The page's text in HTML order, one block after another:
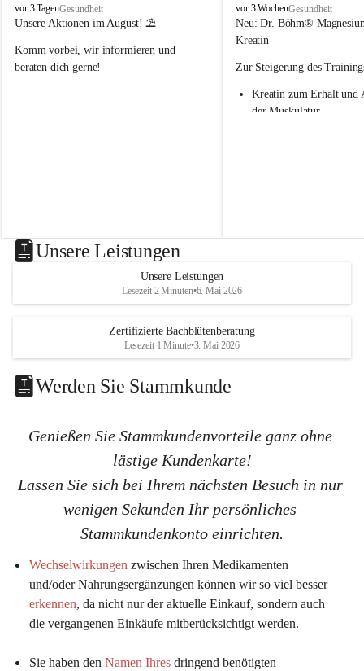
M
a
i
e
n
a
G
vor 3 TagenGesundheit
Unsere Aktionen im August! ⛱️
Komm vorbei, wir informieren und
beraten dich gerne!
M
a
r
e
n
K
G
vor 3 WochenGesundheit
Neu: Dr. Böhm®
Kreatin
Zur Steigerung des
Kreatin zum Erhalt und
der Muskulatur
31.7.2026
Unsere Leistungen
Unsere Leistungen
Lesezeit 2 Minuten•6. Mai 2026
Zertifizierte Bachblütenberatung
Lesezeit 1 Minute•3. Mai 2026
Werden Sie Stammkunde
Genießen Sie Stammkundenvorteile ganz ohne
lästige Kundenkarte!
Lassen Sie sich bei Ihrem nächsten Besuch in nur
wenigen Sekunden Ihr persönliches
Stammkundenkonto einrichten.
Wechselwirkungen zwischen Ihren Medikamenten
und/oder Nahrungsergänzungen können wir so viel besser
erkennen, da nicht nur der aktuelle Einkauf, sondern auch
die vergangenen Einkäufe mitberücksichtigt werden.
Sie haben den Namen Ihres dringend benötigten